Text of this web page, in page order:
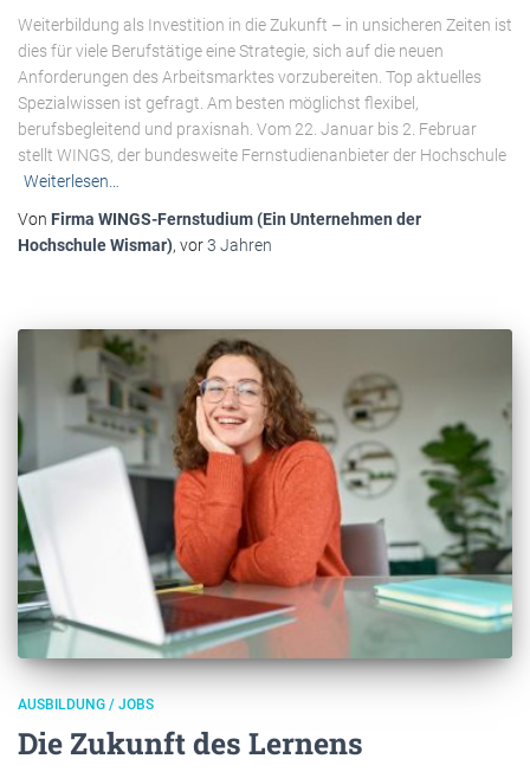
Weiterbildung als Investition in die Zukunft – in unsicheren Zeiten ist
dies für viele Berufstätige eine Strategie, sich auf die neuen
Anforderungen des Arbeitsmarktes vorzubereiten. Top aktuelles
Spezialwissen ist gefragt. Am besten möglichst flexibel,
berufsbegleitend und praxisnah. Vom 22. Januar bis 2. Februar
stellt WINGS, der bundesweite Fernstudienanbieter der Hochschule
Weiterlesen…
Von Firma WINGS-Fernstudium (Ein Unternehmen der
Hochschule Wismar), vor3 Jahren
AUSBILDUNG / JOBS
Die Zukunft des Lernens